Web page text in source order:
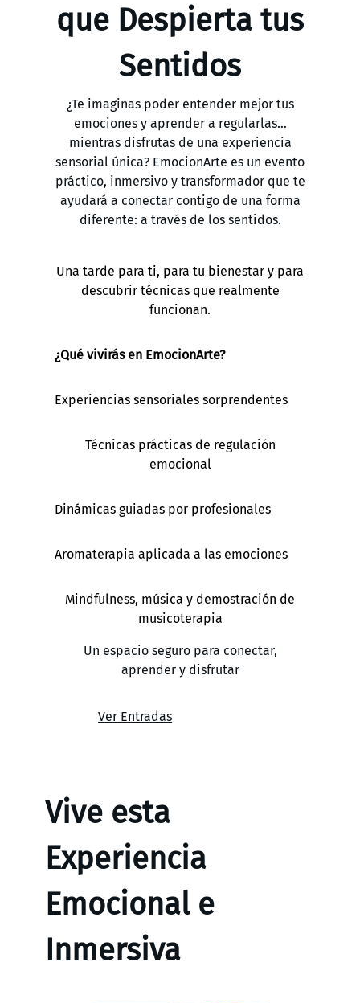
que Despierta tus
Sentidos
¿Te imaginas poder entender mejor tus
emociones y aprender a regularlas…
mientras disfrutas de una experiencia
sensorial única? EmocionArte es un evento
práctico, inmersivo y transformador que te
ayudará a conectar contigo de una forma
diferente: a través de los sentidos.
Una tarde para ti, para tu bienestar y para
descubrir técnicas que realmente
funcionan.
¿Qué vivirás en EmocionArte?
Experiencias sensoriales sorprendentes
Técnicas prácticas de regulación
emocional
Dinámicas guiadas por profesionales
Aromaterapia aplicada a las emociones
Mindfulness, música y demostración de
musicoterapia
Un espacio seguro para conectar,
aprender y disfrutar
Ver Entradas
Vive esta
Experiencia
Emocional e
Inmersiva